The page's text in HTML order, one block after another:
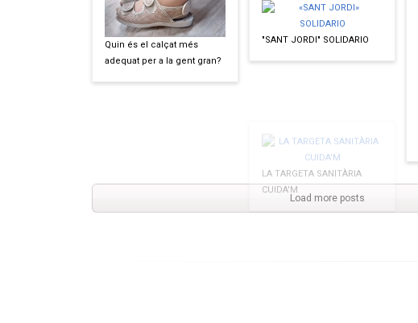
Quin és el calçat més
adequat per a la gent gran?
"SANT JORDI" SOLIDARIO
CUIDA'M
Load more posts